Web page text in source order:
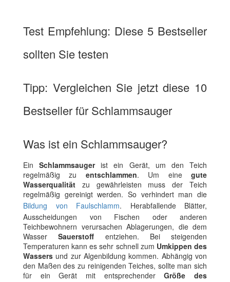
Test Empfehlung: Diese 5 Bestseller
sollten Sie testen
Tipp: Vergleichen Sie jetzt diese 10
Bestseller für Schlammsauger
Was ist ein Schlammsauger?
EinSchlammsaugerist ein Gerät, um den Teich
regelmäßig zu entschlammen. Um einegute
Wasserqualität zu gewährleisten muss der Teich
regelmäßig gereinigt werden. So verhindert man die
Bildung von Faulschlamm. Herabfallende Blätter,
Ausscheidungen von Fischen oder anderen
Teichbewohnern verursachen Ablagerungen, die dem
WasserSauerstoff entziehen. Bei steigenden
Temperaturen kann es sehr schnell zum Umkippen des
Wassers und zur Algenbildung kommen. Abhängig von
den Maßen des zu reinigenden Teiches, sollte man sich
für ein Gerät mit entsprechenderGröße des